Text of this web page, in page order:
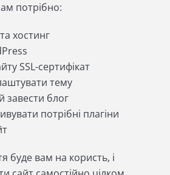
потрібно:
хостинг
SSL-сертифікат
тему
завести блог
потрібні плагіни
буде вам на користь, і